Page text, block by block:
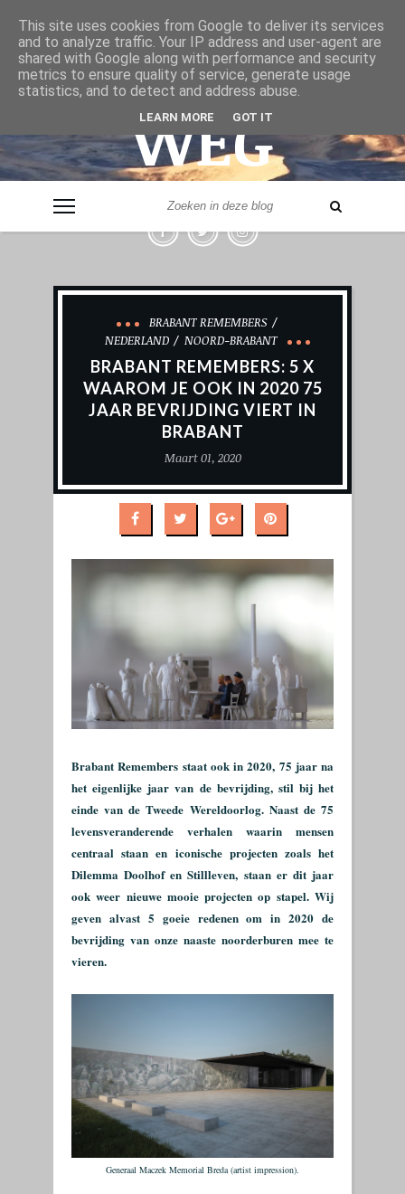
& VER
WEG
BRABANT REMEMBERS
NEDERLAND
NOORD-BRABANT
BRABANT REMEMBERS: 5 X
WAAROM JE OOK IN 2020 75
JAAR BEVRIJDING VIERT IN
BRABANT
Maart 01, 2020
Brabant Remembers staat ook in 2020, 75 jaar na
het eigenlijke jaar van de bevrijding, stil bij het
einde van de Tweede Wereldoorlog. Naast de 75
levensveranderende verhalen waarin mensen
centraal staan en iconische projecten zoals het
Dilemma Doolhof en Stillleven, staan er dit jaar
ook weer nieuwe mooie projecten op stapel. Wij
geven alvast 5 goeie redenen om in 2020 de
bevrijding van onze naaste noorderburen mee te
vieren.
Generaal Maczek Memorial Breda (artist impression).
This site uses cookies from Google to deliver its services
and to analyze traffic. Your IP address and user-agent are
shared with Google along with performance and security
metrics to ensure quality of service, generate usage
statistics, and to detect and address abuse.
LEARN MORE GOT IT